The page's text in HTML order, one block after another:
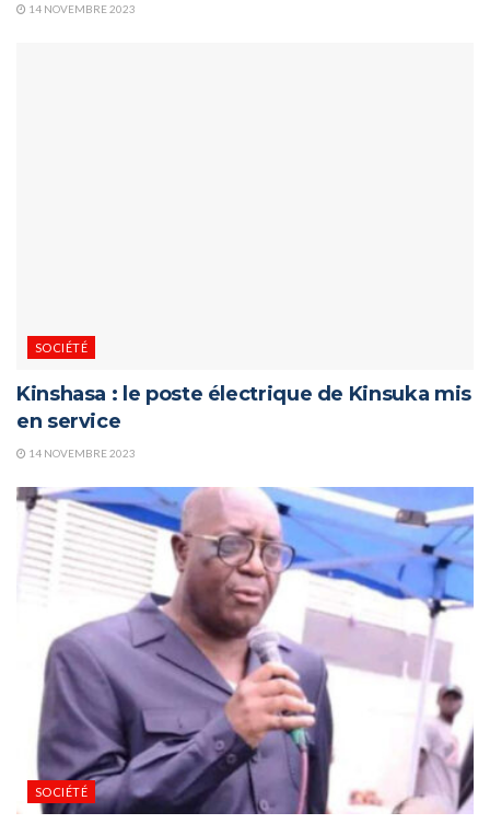
14 NOVEMBRE 2023
SOCIÉTÉ
Kinshasa : le poste électrique de Kinsuka mis
en service
14 NOVEMBRE 2023
SOCIÉTÉ